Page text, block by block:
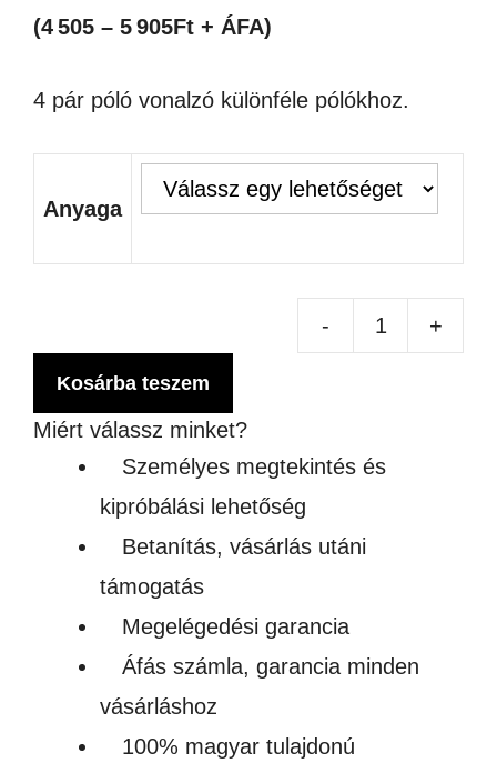
5,721Ft
7,499Ft
(4 505 – 5 905Ft + ÁFA)
4 pár póló vonalzó különféle pólókhoz.
Anyaga
- +
Kosárba teszem
Miért válassz minket?
Személyes megtekintés és
kipróbálási lehetőség
Betanítás, vásárlás utáni
támogatás
Megelégedési garancia
Áfás számla, garancia minden
vásárláshoz
100% magyar tulajdonú